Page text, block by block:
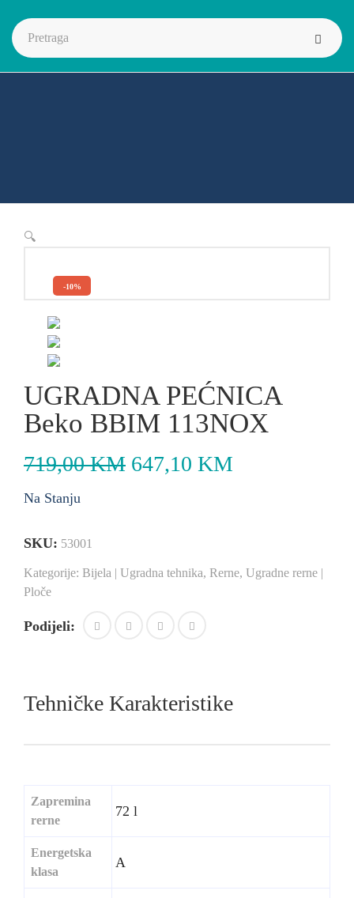
🔍
-10%
UGRADNA PEĆNICA
Beko BBIM 113NOX
719,00KM 647,10 KM
Na Stanju
SKU: 53001
Kategorije: Bijela | Ugradna tehnika, Rerne, Ugradne rerne |
Ploče
Podijeli:
Tehničke Karakteristike
Zapremina
rerne
72 l
Energetska
klasa
A